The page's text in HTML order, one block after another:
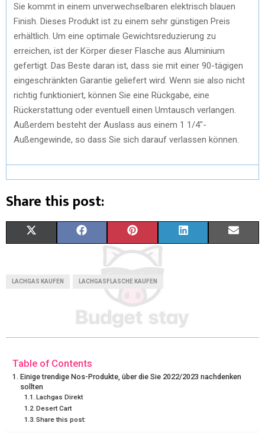
Sie kommt in einem unverwechselbaren elektrisch blauen
Finish. Dieses Produkt ist zu einem sehr günstigen Preis
erhältlich. Um eine optimale Gewichtsreduzierung zu
erreichen, ist der Körper dieser Flasche aus Aluminium
gefertigt. Das Beste daran ist, dass sie mit einer 90-tägigen
eingeschränkten Garantie geliefert wird. Wenn sie also nicht
richtig funktioniert, können Sie eine Rückgabe, eine
Rückerstattung oder eventuell einen Umtausch verlangen.
Außerdem besteht der Auslass aus einem 1 1/4″-
Außengewinde, so dass Sie sich darauf verlassen können.
Share this post:
T
T
E
R
)
O
K
I
R
S
D
N
LACHGAS KAUFEN LACHGASFLASCHE KAUFEN
Table of Contents
Einige trendige Nos-Produkte, über die Sie 2022/2023 nachdenken
sollten
Lachgas Direkt
Desert Cart
Share this post: